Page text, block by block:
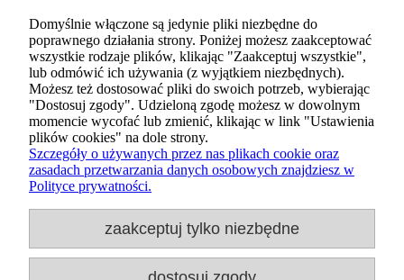
Formularz kontaktowy
O nas
Dla klientów
Domyślnie włączone są jedynie pliki niezbędne do
poprawnego działania strony. Poniżej możesz zaakceptować
wszystkie rodzaje plików, klikając "Zaakceptuj wszystkie",
lub odmówić ich używania (z wyjątkiem niezbędnych).
Możesz też dostosować pliki do swoich potrzeb, wybierając
"Dostosuj zgody". Udzieloną zgodę możesz w dowolnym
momencie wycofać lub zmienić, klikając w link "Ustawienia
plików cookies" na dole strony.
Szczegóły o używanych przez nas plikach cookie oraz
zasadach przetwarzania danych osobowych znajdziesz w
Polityce prywatności.
zaakceptuj tylko niezbędne